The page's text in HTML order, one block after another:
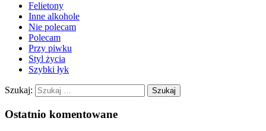
Felietony
Inne alkohole
Nie polecam
Polecam
Przy piwku
Styl życia
Szybki łyk
Szukaj:
Ostatnio komentowane